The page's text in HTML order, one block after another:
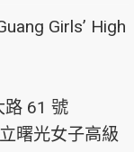
Girls’ High
路 61 號
曙光女子高級